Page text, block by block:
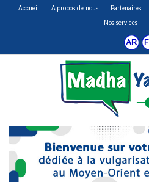
Accueil A propos de nous Partenaires
Nos services